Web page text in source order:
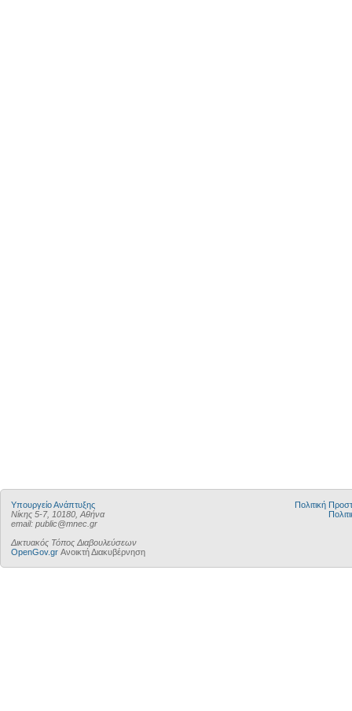
Υπουργείο Ανάπτυξης
Νίκης 5-7, 10180, Αθήνα
email: public@mnec.gr
Δικτυακός Τόπος Διαβουλεύσεων
OpenGov.gr Ανοικτή Διακυβέρνηση
Πολιτική